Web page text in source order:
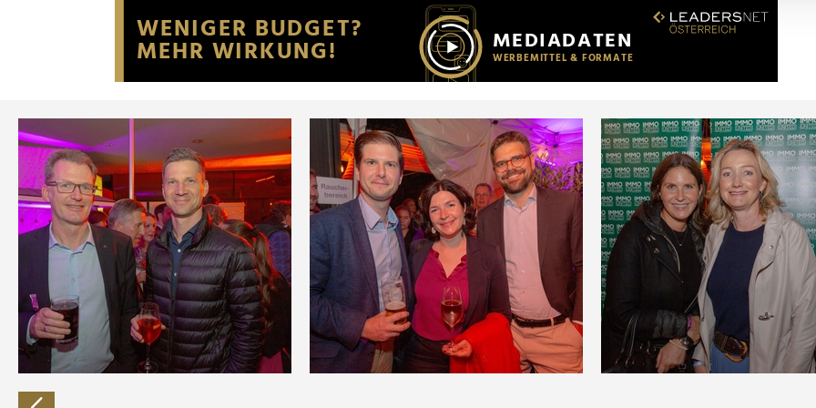
Website an unsere Partner für soziale Medien, Werbung und Analysen weiter. Unsere
möglicherweise mit weiteren Daten zusammen, die Sie ihnen bereitgestellt haben oder die
der Dienste gesammelt haben.